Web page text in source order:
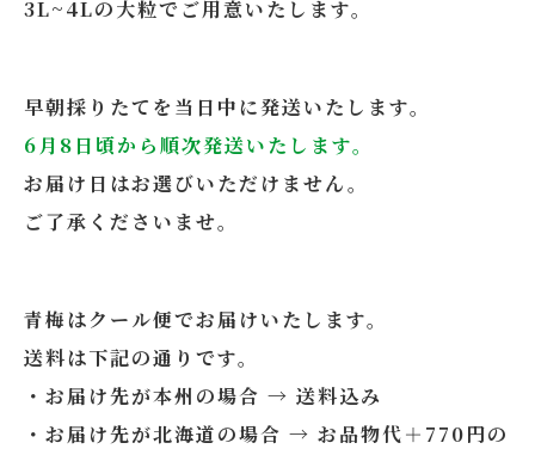
3L~4Lの大粒でご用意いたします。
早朝採りたてを当日中に発送いたします。
6月8日頃から順次発送いたします。
お届け日はお選びいただけません。
ご了承くださいませ。
青梅はクール便でお届けいたします。
送料は下記の通りです。
・お届け先が本州の場合 → 送料込み
・お届け先が北海道の場合 → お品物代＋770円の